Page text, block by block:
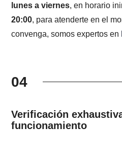
lunes a viernes, en horario
20:00, para atenderte en el
convenga, somos expertos en
04
Verificación
funcionamiento